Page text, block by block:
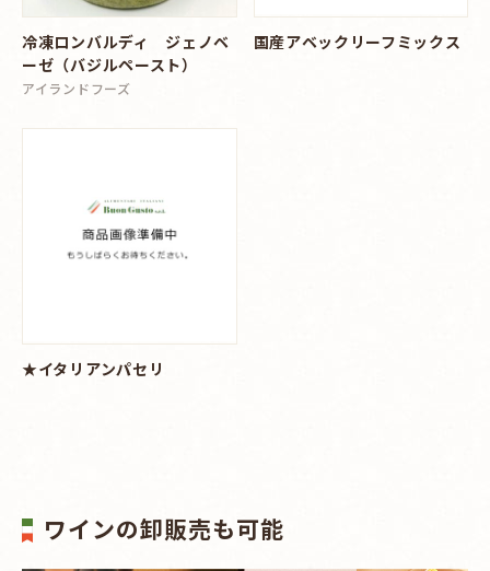
冷凍ロンバルディ ジェノベ
ーゼ（バジルペースト）
アイランドフーズ
国産アベックリーフミックス
★イタリアンパセリ
ワインの卸販売も可能